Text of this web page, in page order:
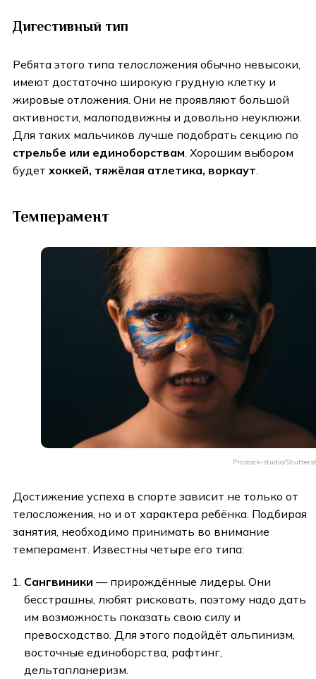
Дигестивный тип
Ребята этого типа телосложения обычно невысоки,
имеют достаточно широкую грудную клетку и
жировые отложения. Они не проявляют большой
активности, малоподвижны и довольно неуклюжи.
Для таких мальчиков лучше подобрать секцию по
стрельбе или единоборствам . Хорошим выбором
будет хоккей, тяжёлая атлетика, воркаут
Темперамент
Prostock-studio/
Достижение успеха в спорте зависит не только от
телосложения, но и от характера ребёнка. Подбирая
занятия, необходимо принимать во внимание
темперамент. Известны четыре его типа:
Сангвиники — прирождённые лидеры. Они
бесстрашны, любят рисковать, поэтому надо дать
им возможность показать свою силу и
превосходство. Для этого подойдёт альпинизм,
восточные единоборства, рафтинг,
дельтапланеризм.